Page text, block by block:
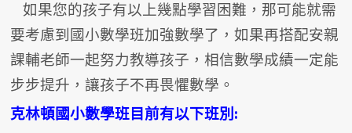
如果您的孩子有以上幾點學習困難，那可能就需
要考慮到國小數學班加強數學了，如果再搭配安親
課輔老師一起努力教導孩子，相信數學成績一定能
步步提升，讓孩子不再畏懼數學。
克林頓國小數學班目前有以下班別: